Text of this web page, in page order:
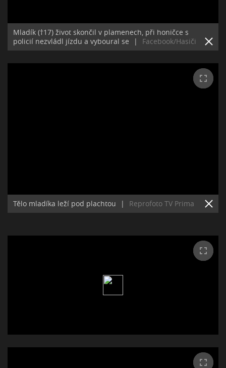
Mladík (†17) život skončil v plamenech, při honičce s
policií nezvládl jízdu a vyboural se
| Facebook/Hasiči
Tělo mladíka leží pod plachtou | Reprofoto TV Prima